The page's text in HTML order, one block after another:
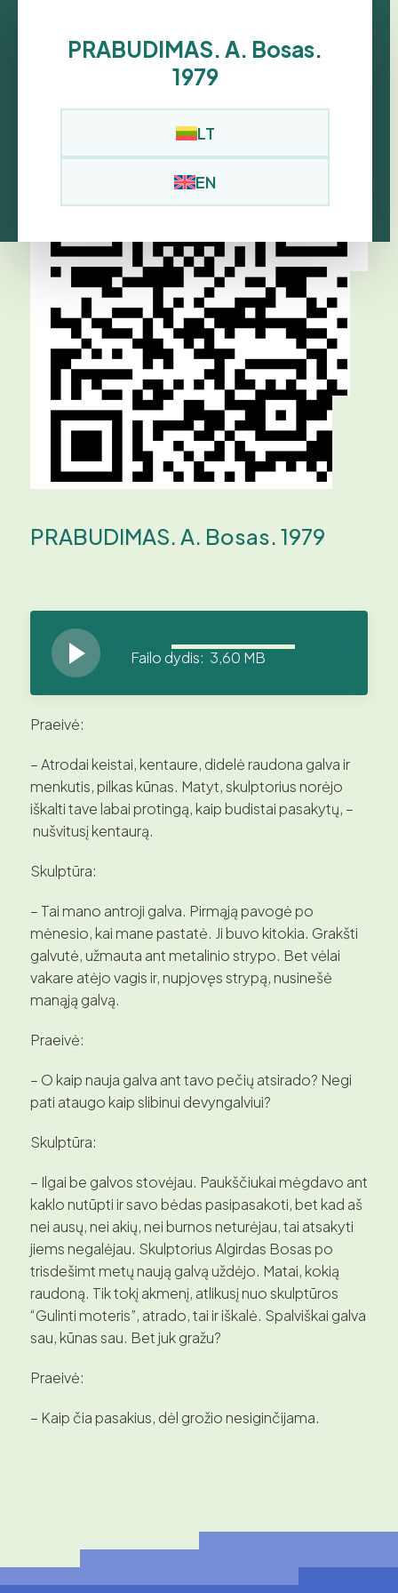
PRABUDIMAS. A. Bosas.
1979
LT
EN
PRABUDIMAS. A. Bosas. 1979
Failo dydis: 3,60 MB
Praeivė:
– Atrodai keistai, kentaure, didelė raudona galva ir
menkutis, pilkas kūnas. Matyt, skulptorius norėjo
iškalti tave labai protingą, kaip budistai pasakytų, –
nušvitusį kentaurą.
Skulptūra:
– Tai mano antroji galva. Pirmąją pavogė po
mėnesio, kai mane pastatė. Ji buvo kitokia. Grakšti
galvutė, užmauta ant metalinio strypo. Bet vėlai
vakare atėjo vagis ir, nupjovęs strypą, nusinešė
manąją galvą.
Praeivė:
– O kaip nauja galva ant tavo pečių atsirado? Negi
pati ataugo kaip slibinui devyngalviui?
Skulptūra:
– Ilgai be galvos stovėjau. Paukščiukai mėgdavo ant
kaklo nutūpti ir savo bėdas pasipasakoti, bet kad aš
nei ausų, nei akių, nei burnos neturėjau, tai atsakyti
jiems negalėjau. Skulptorius Algirdas Bosas po
trisdešimt metų naują galvą uždėjo. Matai, kokią
raudoną. Tik tokį akmenį, atlikusį nuo skulptūros
“Gulinti moteris”, atrado, tai ir iškalė. Spalviškai galva
sau, kūnas sau. Bet juk gražu?
Praeivė:
– Kaip čia pasakius, dėl grožio nesiginčijama.